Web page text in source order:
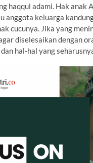
haqqul adami. Hak anak
anggota keluarga
cucunya. Jika yang
diselesaikan dengan
hal-hal yang